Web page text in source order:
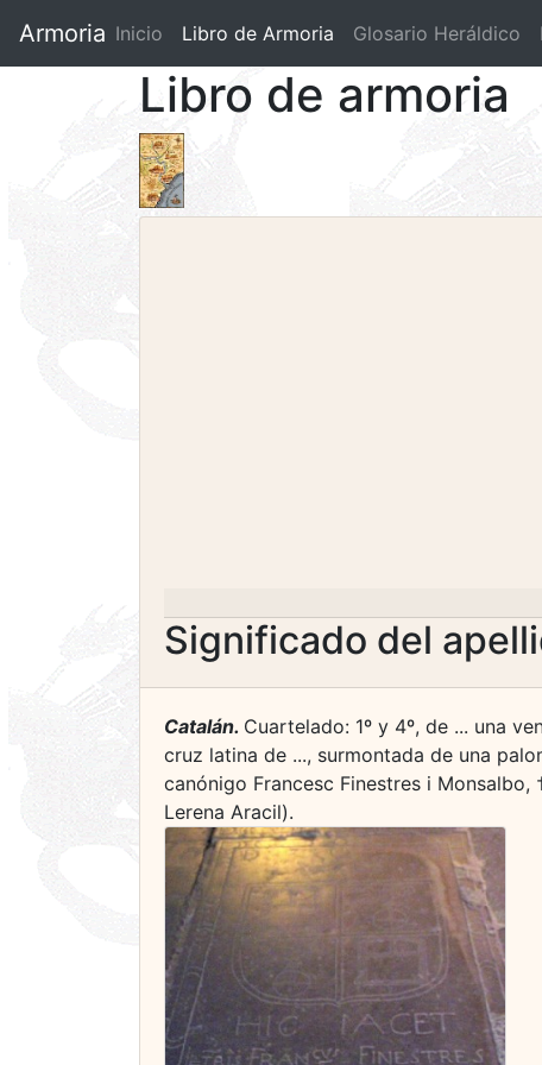
Armoria Inicio Libro de Armoria (current)
Glosario Heráldico
Libro de armoria
Significado del
Catalán. Cuartelado: 1º y 4º, de ... una
cruz latina de ..., surmontada de una
canónigo Francesc Finestres i
Lerena Aracil).